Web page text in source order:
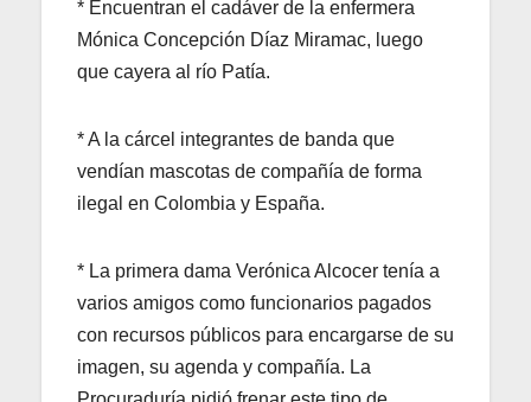
* Encuentran el cadáver de la enfermera
Mónica Concepción Díaz Miramac, luego
que cayera al río Patía.
* A la cárcel integrantes de banda que
vendían mascotas de compañía de forma
ilegal en Colombia y España.
* La primera dama Verónica Alcocer tenía a
varios amigos como funcionarios pagados
con recursos públicos para encargarse de su
imagen, su agenda y compañía. La